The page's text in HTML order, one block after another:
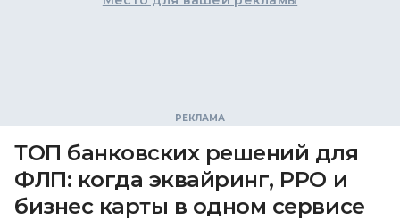
ТОП банковских решений для
ФЛП: когда эквайринг, РРО и
бизнес карты в одном сервисе